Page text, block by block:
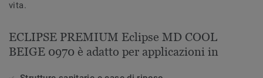
vita.
ECLIPSE PREMIUM Eclipse MD COOL
BEIGE 0970 è adatto per applicazioni in